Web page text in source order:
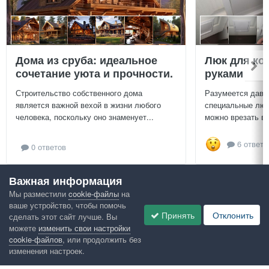
Дома из сруба: идеальное
сочетание уюта и прочности.
Строительство собственного дома
является важной вехой в жизни любого
человека, поскольку оно знаменует...
0 ответов
Люк для
руками
Разумеется
специальные
можно врезать
6
Посмотреть всё
Google рекомендует
Важная информация
Мы разместили cookie-файлы на
ваше устройство, чтобы помочь
сделать этот сайт лучше. Вы
можете изменить свои настройки
cookie-файлов, или продолжить без
изменения настроек.
Принять Отклонить